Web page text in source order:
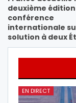
deuxième édition
conférence
internationale
solution à deux
EN DIRECT